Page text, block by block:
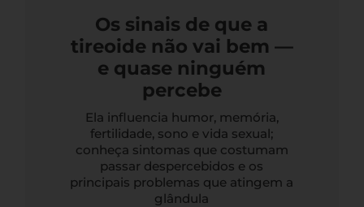
Os sinais de que a
tireoide não vai bem —
e quase ninguém
percebe
Ela influencia humor, memória,
fertilidade, sono e vida sexual;
conheça sintomas que costumam
passar despercebidos e os
principais problemas que atingem a
glândula